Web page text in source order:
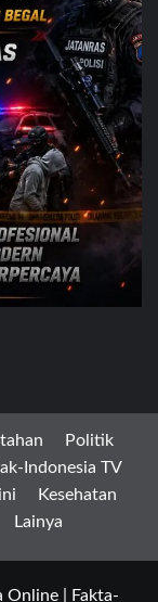
Politik
Indonesia TV
Kesehatan
Lainya
| Fakta-